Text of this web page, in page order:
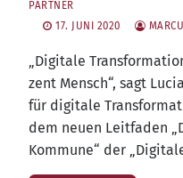
PARTNER
17. JUNI 2020
„Digi­ta­le
zent Mensch“, sagt
für digi­ta­le
dem neu­en Leit­fa­den
Kom­mu­ne“ der